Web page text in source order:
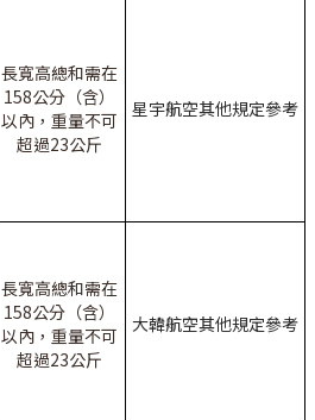
長寬高總和需在
158公分（含）
以內，重量不可
超過23公斤
星宇航空其他規定參考
長寬高總和需在
158公分（含）
以內，重量不可
超過23公斤
大韓航空其他規定參考